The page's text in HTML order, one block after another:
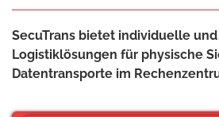
SecuTrans bietet individuelle
Logistiklösungen für physische
Datentransporte im